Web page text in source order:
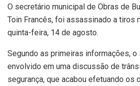
O secretário municipal de Obras de
Toin Francês, foi assassinado a tiros
quinta-feira, 14 de agosto.
Segundo as primeiras informações,
envolvido em uma discussão de
segurança, que acabou efetuando os